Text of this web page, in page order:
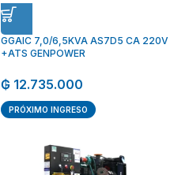
GGAIC 7,0/6,5KVA AS7D5 CA 220V
+ATS GENPOWER
₲ 12.735.000
PRÓXIMO INGRESO